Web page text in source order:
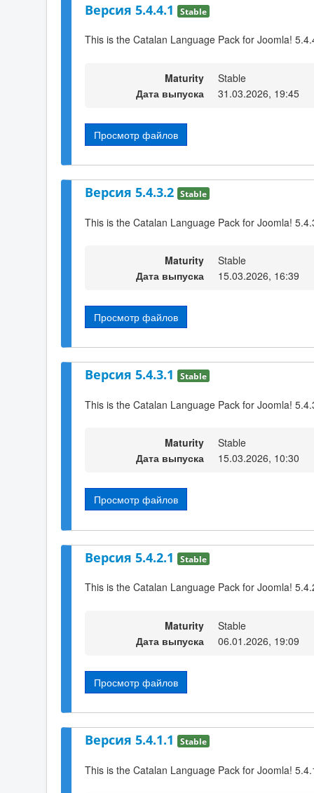
Версия 5.4.4.1 Stable
This is the Catalan Language Pack for Joomla!
Maturity
Stable
Дата выпуска
31.03.2026, 19:45
Просмотр файлов
Версия 5.4.3.2 Stable
This is the Catalan Language Pack for Joomla!
Maturity
Stable
Дата выпуска
15.03.2026, 16:39
Просмотр файлов
Версия 5.4.3.1 Stable
This is the Catalan Language Pack for Joomla!
Maturity
Stable
Дата выпуска
15.03.2026, 10:30
Просмотр файлов
Версия 5.4.2.1 Stable
This is the Catalan Language Pack for Joomla!
Maturity
Stable
Дата выпуска
06.01.2026, 19:09
Просмотр файлов
Версия 5.4.1.1 Stable
This is the Catalan Language Pack for Joomla!